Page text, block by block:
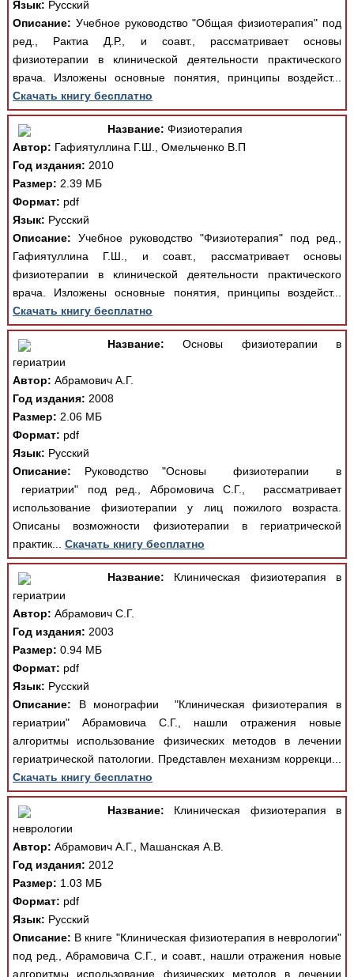
Язык: Русский
Описание: Учебное руководство "Общая физиотерапия" под
ред., Рактиа Д.Р., и соавт., рассматривает основы
физиотерапии в клинической деятельности практического
врача. Изложены основные понятия, принципы воздейст...
Скачать книгу бесплатно
Название: Физиотерапия
Автор: Гафиятуллина Г.Ш., Омельченко В.П
Год издания: 2010
Размер: 2.39 МБ
Формат: pdf
Язык: Русский
Описание: Учебное руководство "Физиотерапия" под ред.,
Гафиятуллина Г.Ш., и соавт., рассматривает основы
физиотерапии в клинической деятельности практического
врача. Изложены основные понятия, принципы воздейст...
Скачать книгу бесплатно
Название: Основы физиотерапии в
гериатрии
Автор: Абрамович А.Г.
Год издания: 2008
Размер: 2.06 МБ
Формат: pdf
Язык: Русский
Описание: Руководство "Основы физиотерапии в
гериатрии" под ред., Абромовича С.Г., рассматривает
использование физиотерапии у лиц пожилого возраста.
Описаны возможности физиотерапии в гериатрической
практик... Скачать книгу бесплатно
Название: Клиническая физиотерапия в
гериатрии
Автор: Абрамович С.Г.
Год издания: 2003
Размер: 0.94 МБ
Формат: pdf
Язык: Русский
Описание: В монографии "Клиническая физиотерапия в
гериатрии" Абрамовича С.Г., нашли отражения новые
алгоритмы использование физических методов в лечении
гериатрической патологии. Представлен механизм коррекци...
Скачать книгу бесплатно
Название: Клиническая физиотерапия в
неврологии
Автор: Абрамович А.Г., Машанская А.В.
Год издания: 2012
Размер: 1.03 МБ
Формат: pdf
Язык: Русский
Описание: В книге "Клиническая физиотерапия в неврологии"
под ред., Абрамовича С.Г., и соавт., нашли отражения новые
алгоритмы использование физических методов в лечении